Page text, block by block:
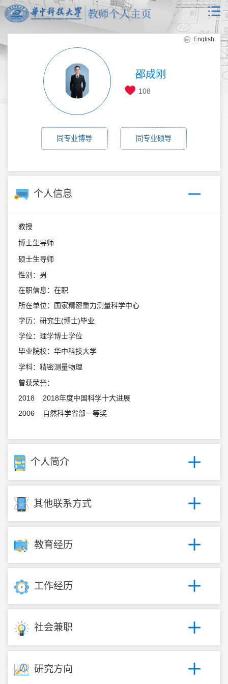
English
邵成刚
108
同专业博导 同专业硕导
个人信息
教授
博士生导师
硕士生导师
性别：男
在职信息：在职
所在单位：国家精密重力测量科学中心
学历：研究生(博士)毕业
学位：理学博士学位
毕业院校：华中科技大学
学科：精密测量物理
曾获荣誉：
2018 2018年度中国科学十大进展
2006 自然科学省部一等奖
个人简介
其他联系方式
教育经历
工作经历
社会兼职
研究方向